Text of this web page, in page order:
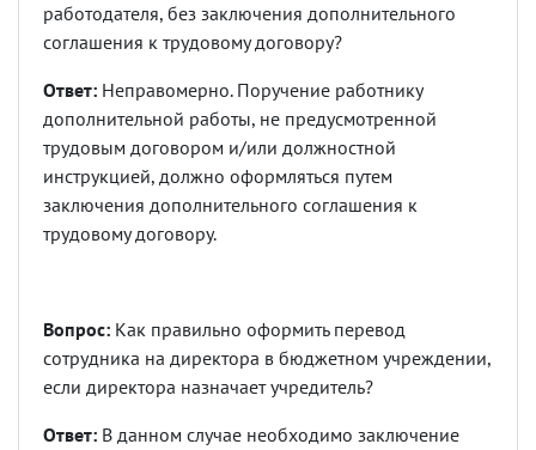
работодателя, без заключения дополнительного
соглашения к трудовому договору?
Ответ: Неправомерно. Поручение работнику
дополнительной работы, не предусмотренной
трудовым договором и/или должностной
инструкцией, должно оформляться путем
заключения дополнительного соглашения к
трудовому договору.
Вопрос: Как правильно оформить перевод
сотрудника на директора в бюджетном учреждении,
если директора назначает учредитель?
Ответ: В данном случае необходимо заключение